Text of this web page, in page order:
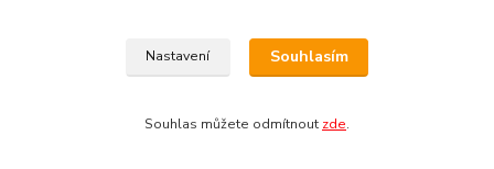
Nastavení Souhlasím
Souhlas můžete odmítnout zde.